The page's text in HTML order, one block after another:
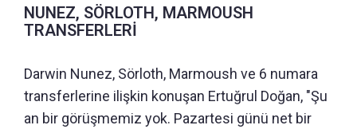
NUNEZ, SÖRLOTH, MARMOUSH
TRANSFERLERİ
Darwin Nunez, Sörloth, Marmoush ve 6 numara
transferlerine ilişkin konuşan Ertuğrul Doğan, "Şu
an bir görüşmemiz yok. Pazartesi günü net bir